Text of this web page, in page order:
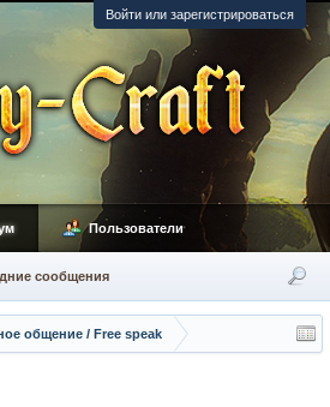
Войти или зарегистрироваться
общение / Free speak
сообщения
Пользователи